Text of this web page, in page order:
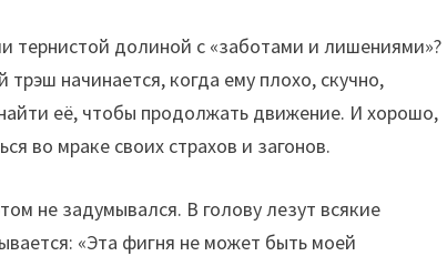
тернистой долиной с «заботами и лишениями»?
начинается, когда ему плохо, скучно,
её, чтобы продолжать движение. И хорошо,
во мраке своих страхов и загонов.
не задумывался. В голову лезут всякие
«Эта фигня не может быть моей